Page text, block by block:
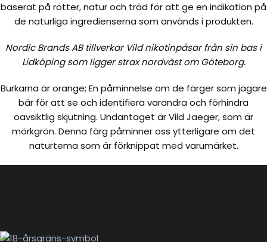
baserat på rötter, natur och träd för att ge en indikation på
de naturliga ingredienserna som används i produkten.
Nordic Brands AB tillverkar Vild nikotinpåsar från sin bas i
Lidköping som ligger strax nordväst om Göteborg.
Burkarna är orange; En påminnelse om de färger som jägare
bär för att se och identifiera varandra och förhindra
oavsiktlig skjutning. Undantaget är Vild Jaeger, som är
mörkgrön. Denna färg påminner oss ytterligare om det
naturtema som är förknippat med varumärket.